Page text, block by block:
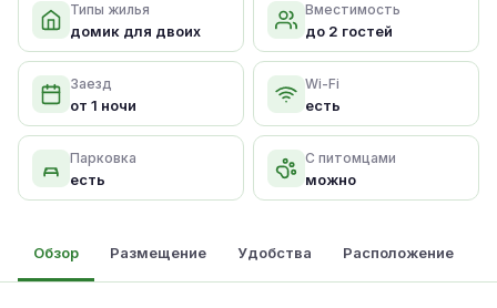
Типы жилья
домик для двоих
Вместимость
до 2 гостей
Заезд
от 1 ночи
Wi-Fi
есть
Парковка
есть
С питомцами
можно
Обзор Размещение Удобства Расположение